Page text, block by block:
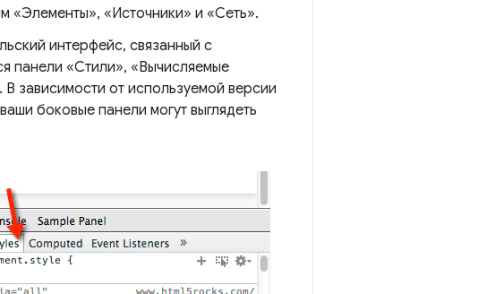
«Элементы», «Источники» и «Сеть».
интерфейс, связанный с
панели «Стили», «Вычисляемые
зависимости от используемой версии
боковые панели могут выглядеть